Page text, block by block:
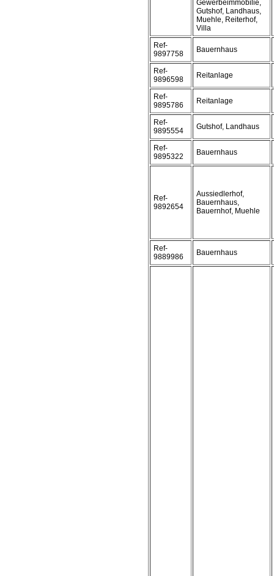
Gewerbeimmobilie,
Gutshof, Landhaus,
Muehle, Reiterhof,
Villa
Ref-
9897758
Bauernhaus
Ref-
9896598
Reitanlage
Ref-
9895786
Reitanlage
Ref-
9895554
Gutshof, Landhaus
Ref-
9895322
Bauernhaus
Ref-
9892654
Aussiedlerhof,
Bauernhaus,
Bauernhof, Muehle
Ref-
9889986
Bauernhaus